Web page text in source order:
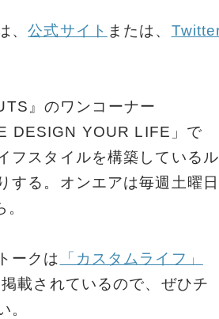
、公式サイト または、
』のワンコーナー
DESIGN YOUR LIFE」で
フスタイルを構築しているル
する。オンエアは毎週土曜日
ークは
「カスタムライフ」
載されているので、ぜひチ
。